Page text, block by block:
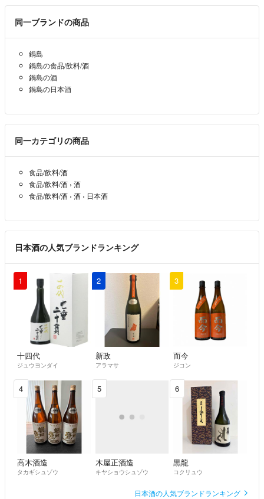
同一ブランドの商品
鍋島
鍋島の食品/飲料/酒
鍋島の酒
鍋島の日本酒
同一カテゴリの商品
食品/飲料/酒
食品/飲料/酒 › 酒
食品/飲料/酒 › 酒 › 日本酒
日本酒の人気ブランドランキング
1
十四代
ジュウヨンダイ
2
新政
アラマサ
3
而今
ジコン
4
高木酒造
タカギシュゾウ
5
木屋正酒造
キヤショウシュゾウ
6
黒龍
コクリュウ
日本酒の人気ブランドランキング